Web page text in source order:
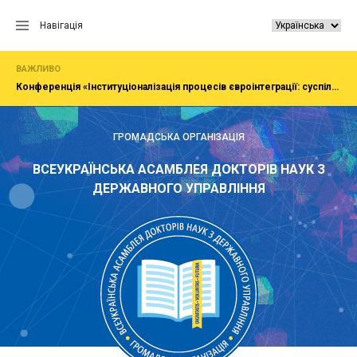
Навігація
ВАЖЛИВО
Конференція «Інституціоналізація процесів євроінтеграції: суспільство, економіка, адміністрування»
ГРОМАДСЬКА ОРГАНІЗАЦІЯ
ВСЕУКРАЇНСЬКА АСАМБЛЕЯ ДОКТОРІВ НАУК З
ДЕРЖАВНОГО УПРАВЛІННЯ